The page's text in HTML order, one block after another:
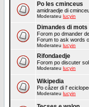
Po les cminceus
amidraedje di
Moderateu lucyin
Dimandes di mots
Forom po dmander
Forum to ask words
Moderateu lucyin
Rifondaedje
Forom po discuter
Moderateu lucyin
Wikipedia
Po cåzer di l'
Moderateu lucyin